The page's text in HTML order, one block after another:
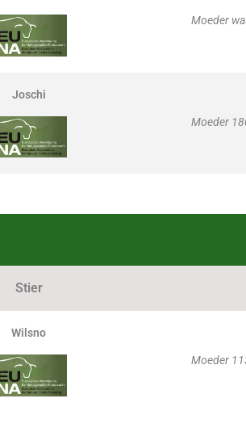
Moeder
Joschi
Moeder
Stier
Wilsno
Moeder